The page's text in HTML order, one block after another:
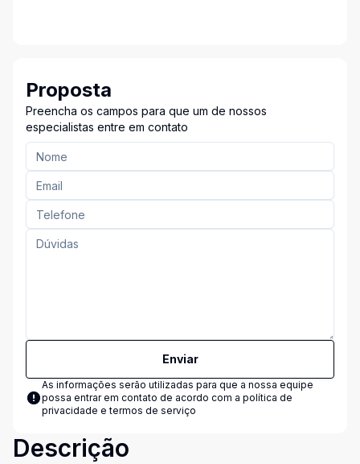
Proposta
Preencha os campos para que um de nossos
especialistas entre em contato
Enviar
As informações serão utilizadas para que a nossa equipe
possa entrar em contato de acordo com a política de
privacidade e termos de serviço
Descrição